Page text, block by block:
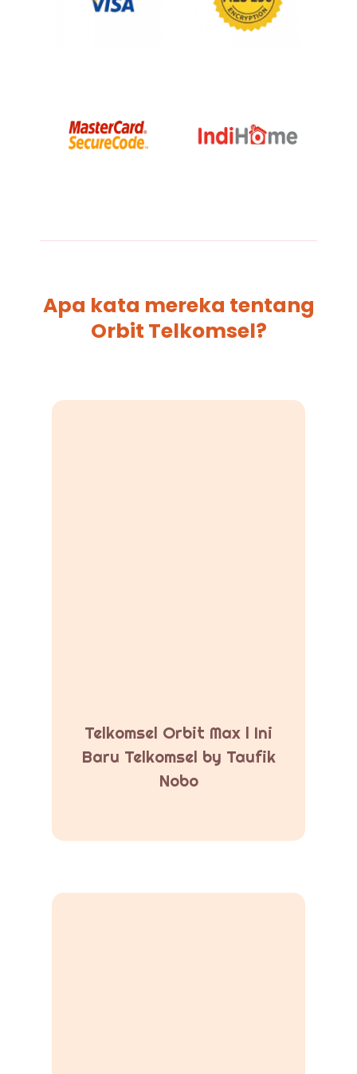
Apa kata mereka tentang
Orbit Telkomsel?
Telkomsel Orbit Max l Ini
Baru Telkomsel by Taufik
Nobo